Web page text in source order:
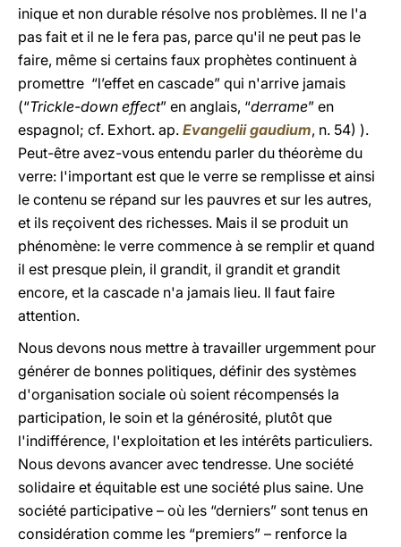
inique et non durable résolve nos problèmes. Il ne l'a
pas fait et il ne le fera pas, parce qu'il ne peut pas le
faire, même si certains faux prophètes continuent à
promettre “l’effet en cascade” qui n'arrive jamais
(“Trickle-down effect” en anglais, “derrame” en
espagnol; cf. Exhort. ap. Evangelii gaudium, n. 54) ).
Peut-être avez-vous entendu parler du théorème du
verre: l'important est que le verre se remplisse et ainsi
le contenu se répand sur les pauvres et sur les autres,
et ils reçoivent des richesses. Mais il se produit un
phénomène: le verre commence à se remplir et quand
il est presque plein, il grandit, il grandit et grandit
encore, et la cascade n'a jamais lieu. Il faut faire
attention.
Nous devons nous mettre à travailler urgemment pour
générer de bonnes politiques, définir des systèmes
d'organisation sociale où soient récompensés la
participation, le soin et la générosité, plutôt que
l'indifférence, l'exploitation et les intérêts particuliers.
Nous devons avancer avec tendresse. Une société
solidaire et équitable est une société plus saine. Une
société participative – où les “derniers” sont tenus en
considération comme les “premiers” – renforce la